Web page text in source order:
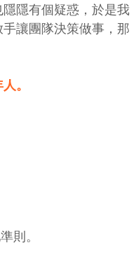
隱有個疑惑，於是我
讓團隊決策做事，那
。
則。